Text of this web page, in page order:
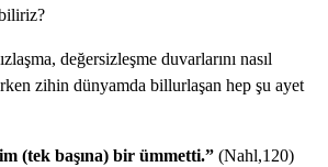
değersizleşme duvarlarını nasıl
zihin dünyamda billurlaşan hep şu ayet
(tek başına) bir ümmetti.” (Nahl,120)